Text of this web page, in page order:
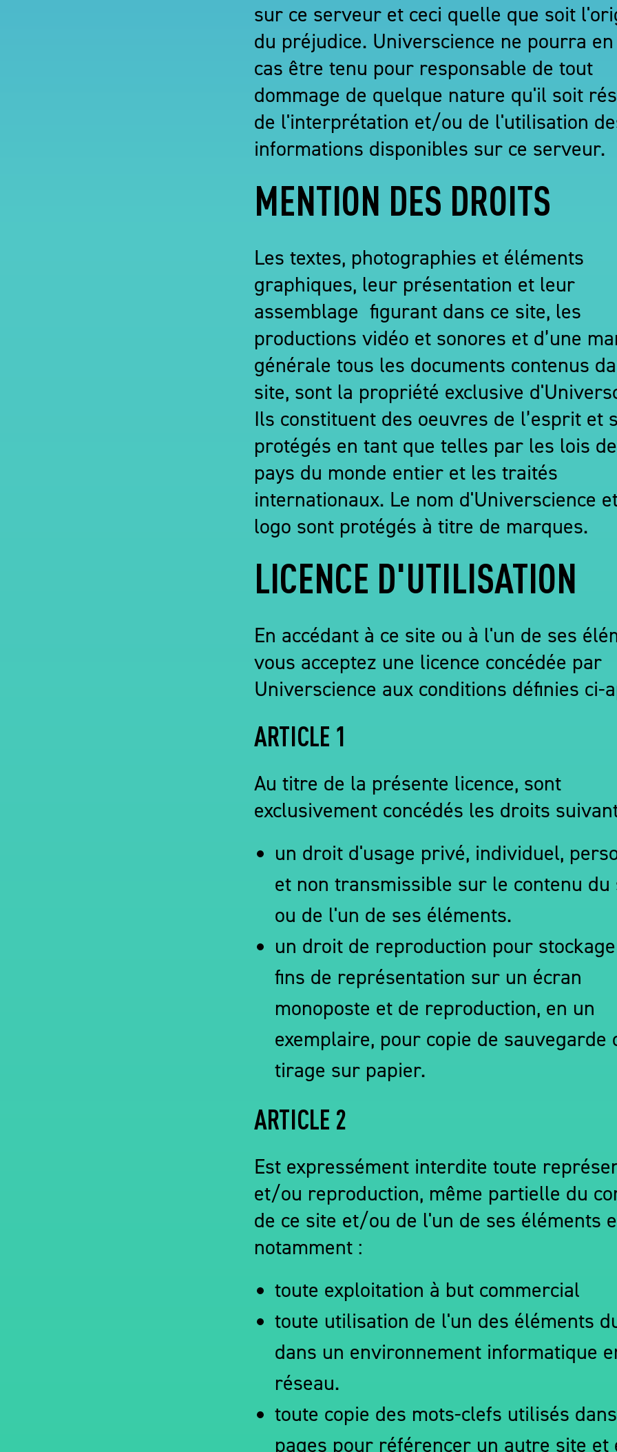
sur ce serveur et ceci quelle que soit
du préjudice. Universcience ne pourra
cas être tenu pour responsable de tout
dommage de quelque nature qu'il soit
de l'interprétation et/ou de l'utilisation
informations disponibles sur ce serveur.
MENTION DES DROITS
Les textes, photographies et éléments
graphiques, leur présentation et leur
assemblage figurant dans ce site, les
productions vidéo et sonores et d’une
générale tous les documents contenus
site, sont la propriété exclusive
Ils constituent des oeuvres de l’esprit et
protégés en tant que telles par les lois
pays du monde entier et les traités
internationaux. Le nom d'Universcience
logo sont protégés à titre de marques.
LICENCE D'UTILISATION
En accédant à ce site ou à l'un de ses
vous acceptez une licence concédée par
Universcience aux conditions définies ci-
ARTICLE 1
Au titre de la présente licence, sont
exclusivement concédés les droits
un droit d'usage privé, individuel,
et non transmissible sur le contenu du
ou de l'un de ses éléments.
un droit de reproduction pour
fins de représentation sur un écran
monoposte et de reproduction, en un
exemplaire, pour copie de sauvegarde
tirage sur papier.
ARTICLE 2
Est expressément interdite toute
et/ou reproduction, même partielle du
de ce site et/ou de l'un de ses éléments
notamment :
toute exploitation à but commercial
toute utilisation de l'un des éléments
dans un environnement informatique
réseau.
toute copie des mots-clefs utilisés
pages pour référencer un autre site et